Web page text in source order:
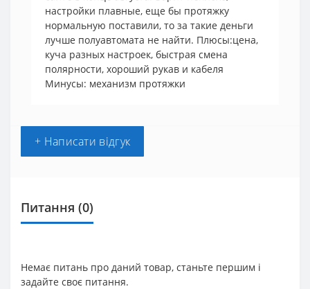
настройки плавные, еще бы протяжку
нормальную поставили, то за такие деньги
лучше полуавтомата не найти. Плюсы:цена,
куча разных настроек, быстрая смена
полярности, хороший рукав и кабеля
Минусы: механизм протяжки
+ Написати відгук
Питання (0)
Немає питань про даний товар, станьте першим і
задайте своє питання.